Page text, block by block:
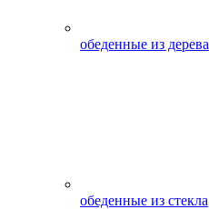
обеденные из дерева
обеденные из стекла